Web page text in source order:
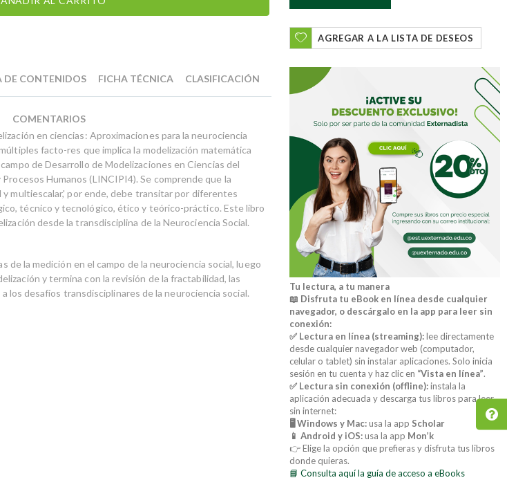
en ciencias: Aproximaciones para la neurociencia
facto-res que implica la modelización matemática
de Desarrollo de Modelizaciones en Ciencias del
Humanos (LINCIPI4). Se comprende que la
multiescalar,' por ende, debe transitar por diferentes
técnico y tecnológico, ético y teórico-práctico. Este libro
desde la transdisciplina de la Neurociencia Social.
de la medición en el campo de la neurociencia social, luego
y termina con la revisión de la fractabilidad, las
los desafíos transdisciplinares de la neurociencia social.
DE CONTENIDOS FICHA TÉCNICA CLASIFICACIÓN
COMENTARIOS
AGREGAR A LA LISTA DE DESEOS
Tu lectura, a tu manera
📖 Disfruta tu eBook en línea desde cualquier
navegador, o descárgalo en la app para leer sin
conexión:
✅ Lectura en línea (streaming):lee directamente
desde cualquier navegador web (computador,
celular o tablet) sin instalar aplicaciones. Solo inicia
sesión en tu cuenta y haz clic en “Vista en línea”.
✅ Lectura sin conexión (offline):instala la
aplicación adecuada y descarga tus libros para leer
sin internet:
🖥️ Windows y Mac:usa la app Scholar
📱 Android y iOS:usa la app Mon’k
👉 Elige la opción que prefieras y disfruta tus libros
donde quieras.
📘 Consulta aquí la guía de acceso a eBooks